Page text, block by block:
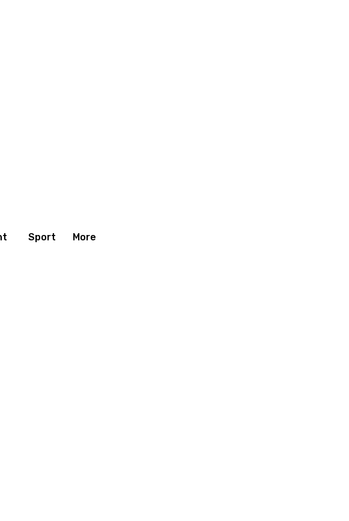
Sport More